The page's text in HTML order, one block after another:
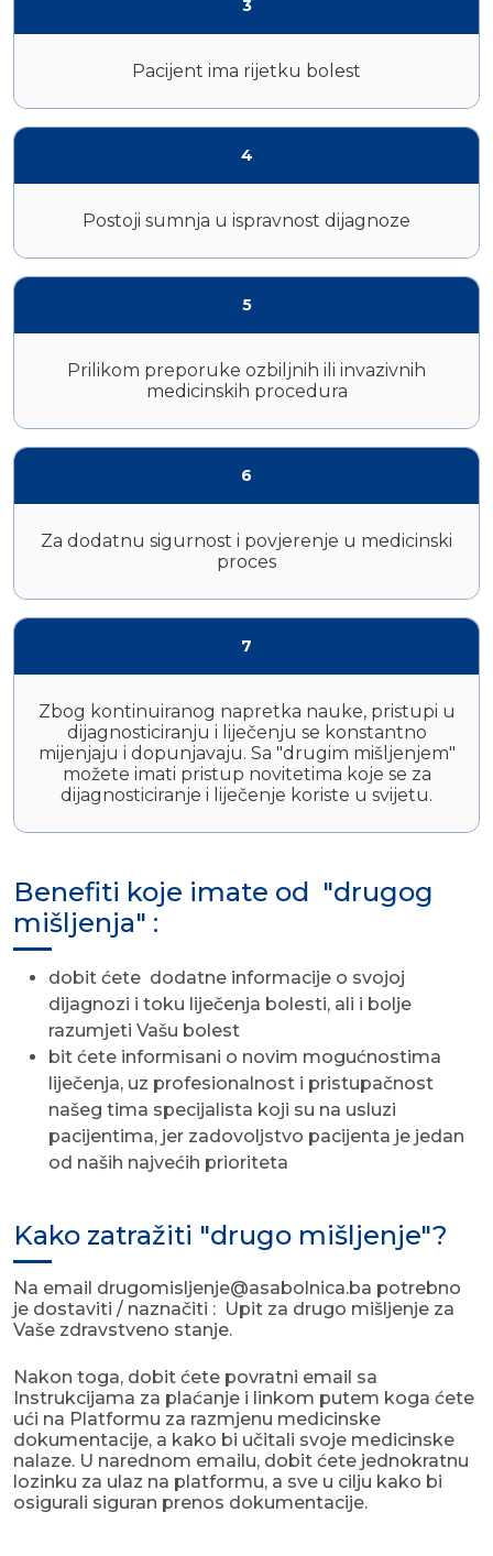
3
Pacijent ima rijetku bolest
4
Postoji sumnja u ispravnost dijagnoze
5
Prilikom preporuke ozbiljnih ili invazivnih
medicinskih procedura
6
Za dodatnu sigurnost i povjerenje u medicinski
proces
7
Zbog kontinuiranog napretka nauke, pristupi u
dijagnosticiranju i liječenju se konstantno
mijenjaju i dopunjavaju. Sa "drugim mišljenjem"
možete imati pristup novitetima koje se za
dijagnosticiranje i liječenje koriste u svijetu.
Benefiti koje imate od "drugog
mišljenja" :
dobit ćete dodatne informacije o svojoj
dijagnozi i toku liječenja bolesti, ali i bolje
razumjeti Vašu bolest
bit ćete informisani o novim mogućnostima
liječenja, uz profesionalnost i pristupačnost
našeg tima specijalista koji su na usluzi
pacijentima, jer zadovoljstvo pacijenta je jedan
od naših najvećih prioriteta
Kako zatražiti "drugo mišljenje"?
Na email drugomisljenje@asabolnica.ba potrebno
je dostaviti / naznačiti : Upit za drugo mišljenje za
Vaše zdravstveno stanje.
Nakon toga, dobit ćete povratni email sa
Instrukcijama za plaćanje i linkom putem koga ćete
ući na Platformu za razmjenu medicinske
dokumentacije, a kako bi učitali svoje medicinske
nalaze. U narednom emailu, dobit ćete jednokratnu
lozinku za ulaz na platformu, a sve u cilju kako bi
osigurali siguran prenos dokumentacije.